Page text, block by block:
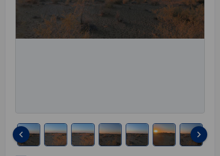
keyboard_arrow_left keyboard_arrow_right